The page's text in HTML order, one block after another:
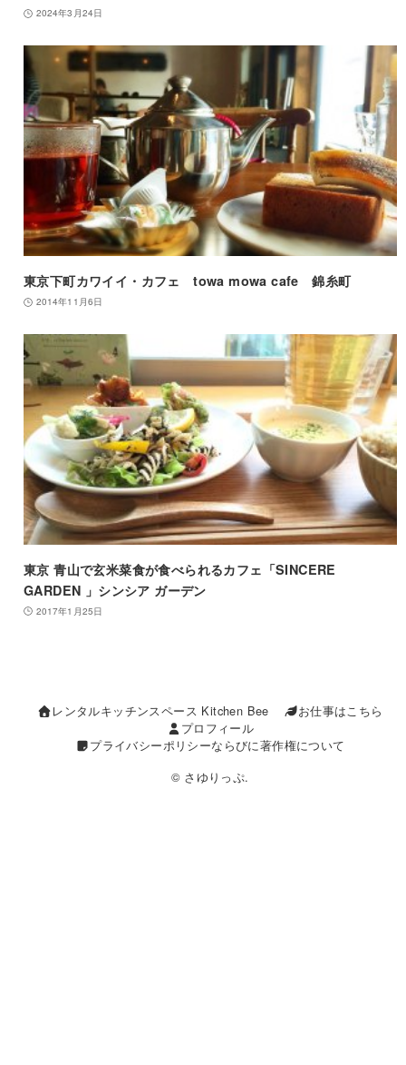
2024年3月24日
東京下町カワイイ・カフェ towa mowa cafe 錦糸町
2014年11月6日
東京 青山で玄米菜食が食べられるカフェ「SINCERE
GARDEN 」シンシア ガーデン
2017年1月25日
レンタルキッチンスペース Kitchen Bee
お仕事はこちら
プロフィール
プライバシーポリシーならびに著作権について
© さゆりっぷ.